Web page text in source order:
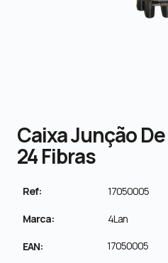
Caixa Junção
24 Fibras
Ref: 17050005
Marca: 4Lan
EAN: 17050005